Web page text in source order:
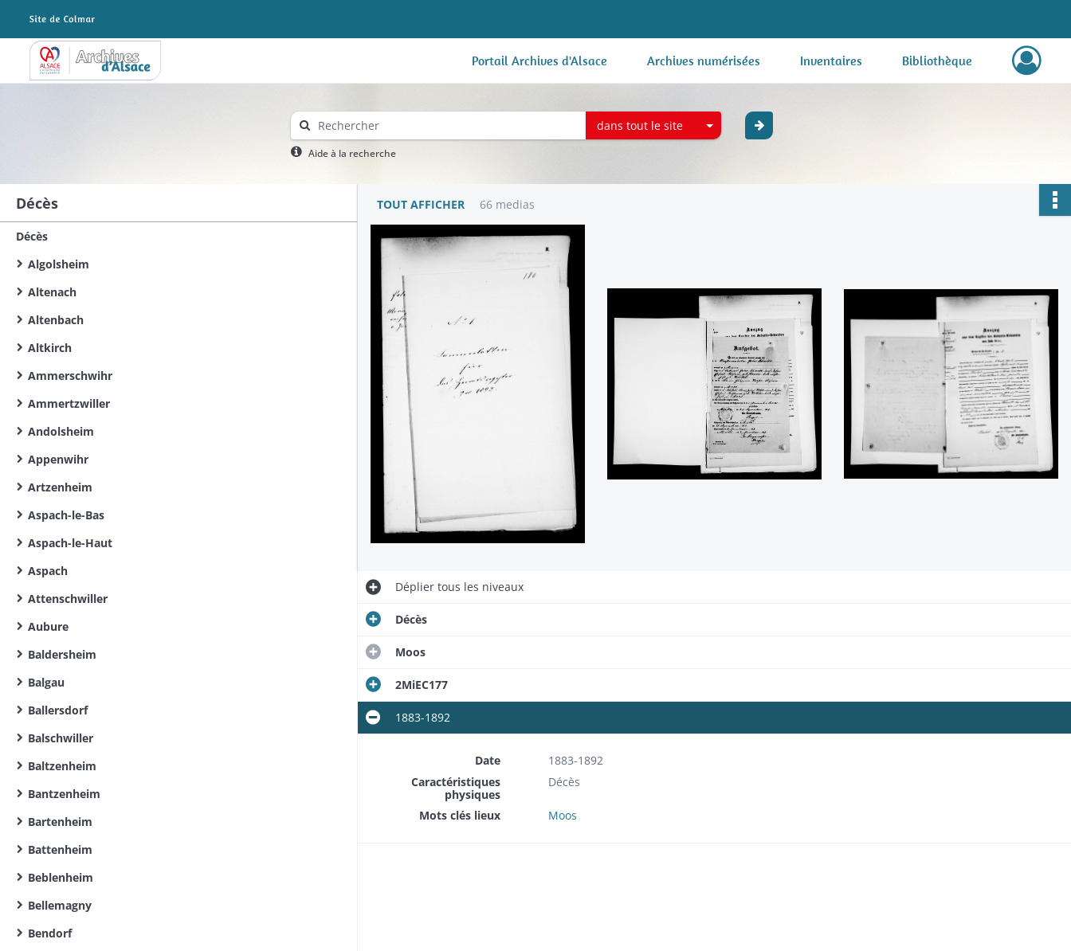
Archives Alsace - Colmar Portail Archives d'Alsace Archives numérisées Inventaires Bibliothèque
dans tout le site
Aide à la recherche
Décès
Décès
Algolsheim
Altenach
Altenbach
Altkirch
Ammerschwihr
Ammertzwiller
Andolsheim
Appenwihr
Artzenheim
Aspach-le-Bas
Aspach-le-Haut
Aspach
Attenschwiller
Aubure
Baldersheim
Balgau
Ballersdorf
Balschwiller
Baltzenheim
Bantzenheim
Bartenheim
Battenheim
Beblenheim
Bellemagny
Bendorf
TOUT AFFICHER 66 medias
Dépliertous les niveaux
Décès
Moos
2MiEC177
1883-1892
Date
1883-1892
Caractéristiques
physiques
Décès
Mots clés lieux Moos